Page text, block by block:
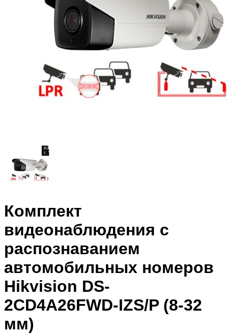
Комплект
видеонаблюдения с
распознаванием
автомобильных номеров
Hikvision DS-
2CD4A26FWD-IZS/P (8-32
мм)